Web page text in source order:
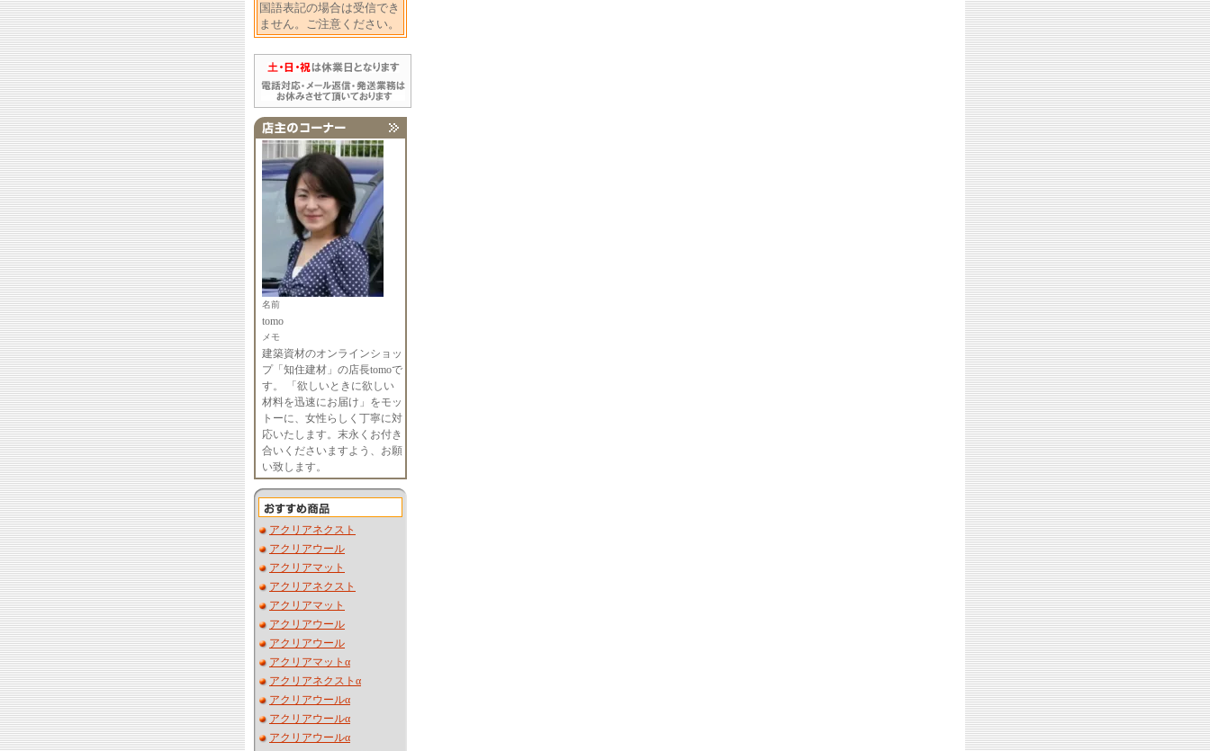
国語表記の場合は受信でき
ません。ご注意ください。
名前
tomo
メモ
建築資材のオンラインショッ
プ「知住建材」の店長tomoで
す。 「欲しいときに欲しい
材料を迅速にお届け」をモッ
トーに、女性らしく丁寧に対
応いたします。末永くお付き
合いくださいますよう、お願
い致します。
アクリアネクスト
アクリアウール
アクリアマット
アクリアネクスト
アクリアマット
アクリアウール
アクリアウール
アクリアマットα
アクリアネクストα
アクリアウールα
アクリアウールα
アクリアウールα